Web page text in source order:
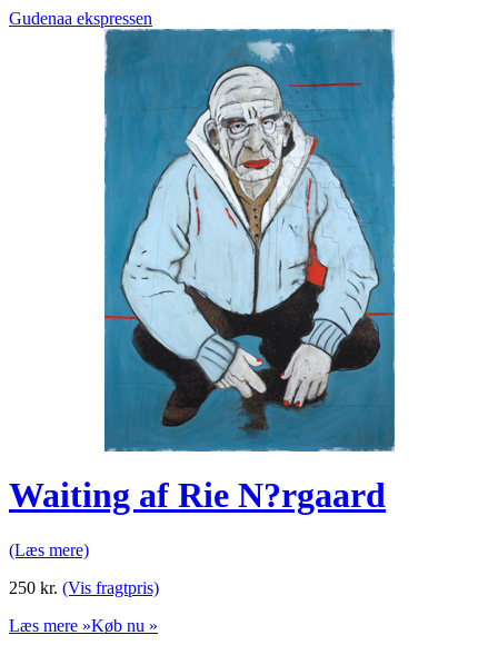
Gudenaa ekspressen
Waiting af Rie N?rgaard
(Læs mere)
250 kr. (Vis fragtpris)
Læs mere »Køb nu »